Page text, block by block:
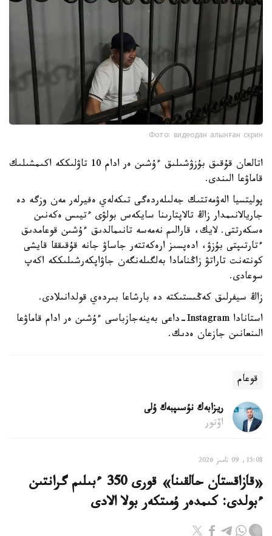
Фото: видеодан алынған скрин
اتالعان قۇقىق بۇزۋشىلىق ءۇشىن ەر ادام 10 تاۋلىككە اكىمشىلىك
قاماۋعا الىندى.
پوليتسيا الەۋمەتتىك جەلىلەردەگى تىكەلەي ەفيرلەر مەن وزگە دە
جاريالانىمدار زاڭ تالاپتارىنا سايكەس بولۋى ءتيىس ەكەنىن
ەسكەرتتى. لايك، قارالىم نەمەسە تانىمالدىق ءۇشىن قوعامدىق
ءتارتىپتى بۇزۋ، ادەپسىز ارەكەتتەر جاساۋ جانە قۇقىققا قايشى
كونتەنت تاراتۋ زاڭنامادا بەلگىلەنگەن جاۋاپكەرشىلىككە اكەپ
سوعادى.
زاڭ سيفرلىق كەڭىستىكتە دە بارشاعا بىردەي قولدانىلادى.
استانادا Instagram-داعى بەينەجازباسى ءۇشىن ەر ادام قاماۋعا
الىنعانىن جازعان ەدىك.
قوعام
ريزابەك نۇسىپبەك ۇلى
اۆتور
15:08, 09 تامىز 2026
«قازاقستان حالقىنا» قورى 350 ءبىلىم گرانتىن
ءبولدى: كىمدەر ۇمىتكەر بولا الادى